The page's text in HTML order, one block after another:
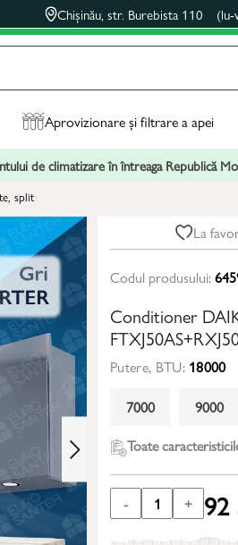
Chișinău, str. Burebista 110
Aprovizionare și filtrare a apei
de climatizare în întreaga Republică
split
La
Codul produsului:
Conditioner
Putere, BTU:18000
7000
9000
Toate
- 1 + 92